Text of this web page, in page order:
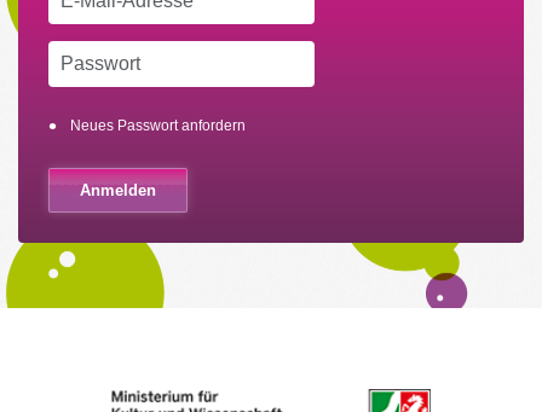
Neues Passwort anfordern